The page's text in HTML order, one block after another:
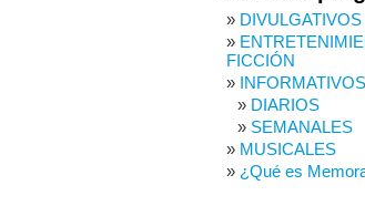
DIVULGATIVOS
FICCIÓN
INFORMATIVOS
DIARIOS
SEMANALES
MUSICALES
¿Qué es